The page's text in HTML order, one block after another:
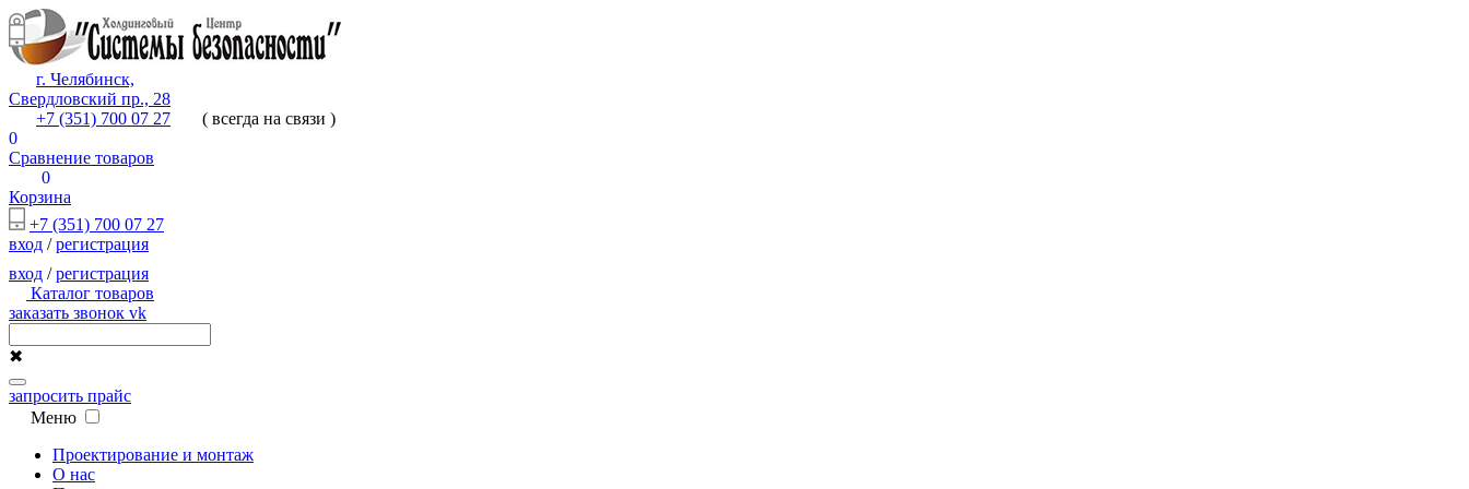
г. Челябинск,
Свердловский пр., 28
+7 (351) 700 07 27
( всегда на связи )
0
Сравнение товаров
0
Корзина
+7 (351) 700 07 27
вход /регистрация
вход /регистрация
Каталог товаров
заказать звонок vk
✖
запросить прайс
Меню
Проектирование и монтаж
О нас